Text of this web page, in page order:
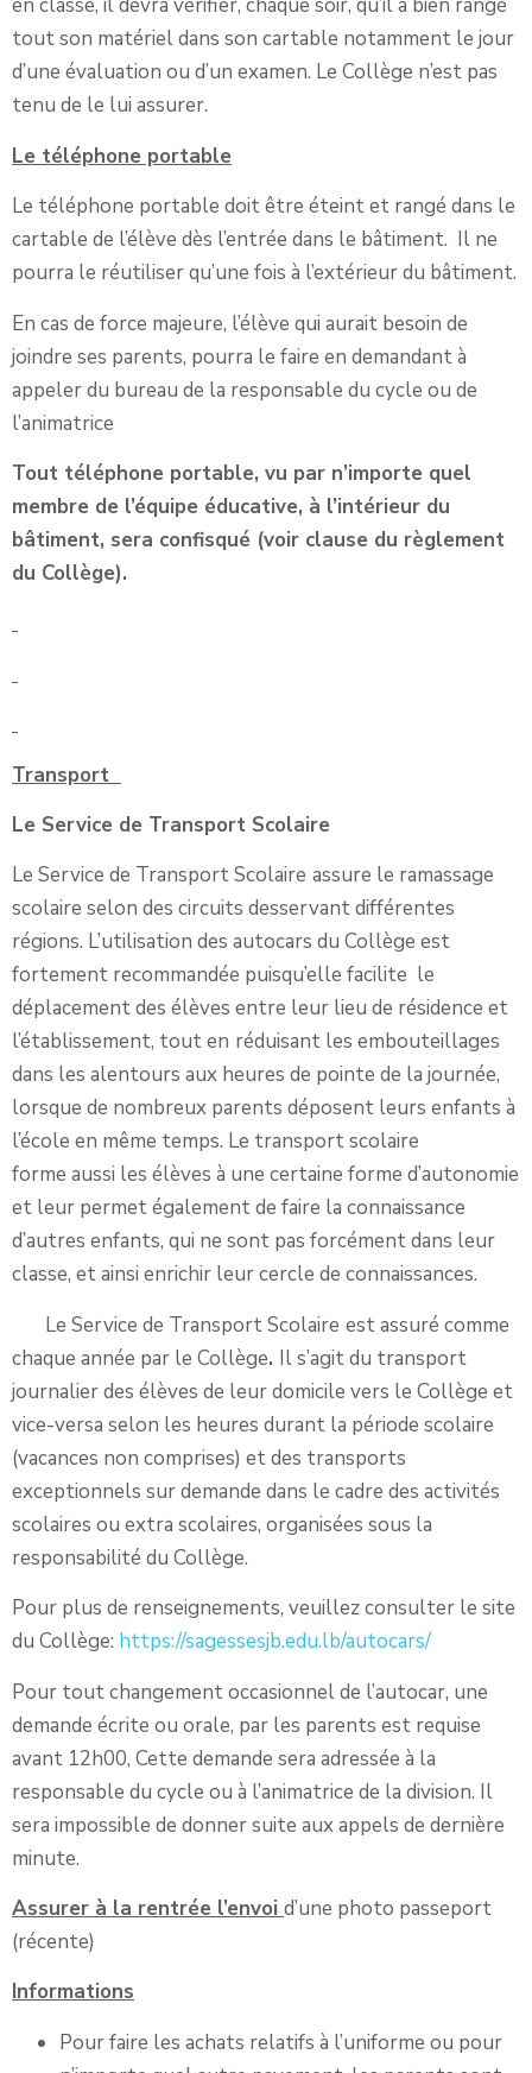
en classe, il devra vérifier, chaque soir, qu’il a bien rangé
tout son matériel dans son cartable notamment le jour
d’une évaluation ou d’un examen. Le Collège n’est pas
tenu de le lui assurer.
Le téléphone portable
Le téléphone portable doit être éteint et rangé dans le
cartable de l’élève dès l’entrée dans le bâtiment. Il ne
pourra le réutiliser qu’une fois à l’extérieur du bâtiment.
En cas de force majeure, l’élève qui aurait besoin de
joindre ses parents, pourra le faire en demandant à
appeler du bureau de la responsable du cycle ou de
l’animatrice
Tout téléphone portable, vu par n’importe quel
membre de l’équipe éducative, à l’intérieur du
bâtiment, sera confisqué (voir clause du règlement
du Collège).
Transport
Le Service de Transport Scolaire
Le Service de Transport Scolaire assure le ramassage
scolaire selon des circuits desservant différentes
régions. L’utilisation des autocars du Collège est
fortement recommandée puisqu’elle facilite le
déplacement des élèves entre leur lieu de résidence et
l’établissement, tout en réduisant les embouteillages
dans les alentours aux heures de pointe de la journée,
lorsque de nombreux parents déposent leurs enfants à
l’école en même temps. Le transport scolaire
forme aussi les élèves à une certaine forme d’autonomie
et leur permet également de faire la connaissance
d’autres enfants, qui ne sont pas forcément dans leur
classe, et ainsi enrichir leur cercle de connaissances.
Le Service de Transport Scolaire est assuré comme
chaque année par le Collège. Il s’agit du transport
journalier des élèves de leur domicile vers le Collège et
vice-versa selon les heures durant la période scolaire
(vacances non comprises) et des transports
exceptionnels sur demande dans le cadre des activités
scolaires ou extra scolaires, organisées sous la
responsabilité du Collège.
Pour plus de renseignements, veuillez consulter le site
du Collège: https://sagessesjb.edu.lb/autocars/
Pour tout changement occasionnel de l’autocar, une
demande écrite ou orale, par les parents est requise
avant 12h00, Cette demande sera adressée à la
responsable du cycle ou à l’animatrice de la division. Il
sera impossible de donner suite aux appels de dernière
minute.
Assurer à la rentrée l’envoi d’une photo passeport
(récente)
Informations
Pour faire les achats relatifs à l’uniforme ou pour